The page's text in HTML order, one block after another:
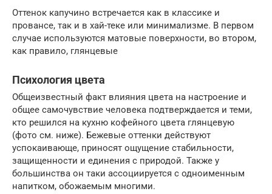
Оттенок капучино встречается как в классике и
провансе, так и в хай-теке или минимализме. В первом
случае используются матовые поверхности, во втором,
как правило, глянцевые
Психология цвета
Общеизвестный факт влияния цвета на настроение и
общее самочувствие человека подтверждается и теми,
кто решился на кухню кофейного цвета глянцевую
(фото см. ниже). Бежевые оттенки действуют
успокаивающе, приносят ощущение стабильности,
защищенности и единения с природой. Также у
большинства он таки ассоциируется с одноименным
напитком, обожаемым многими.